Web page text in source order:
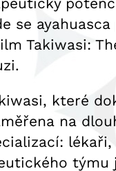
se
Takiwasi:
které
na
týmu